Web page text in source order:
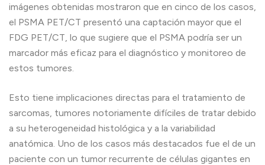
imágenes obtenidas mostraron que en cinco de los casos,
el PSMA PET/CT presentó una captación mayor que el
FDG PET/CT, lo que sugiere que el PSMA podría ser un
marcador más eficaz para el diagnóstico y monitoreo de
estos tumores.
Esto tiene implicaciones directas para el tratamiento de
sarcomas, tumores notoriamente difíciles de tratar debido
a su heterogeneidad histológica y a la variabilidad
anatómica. Uno de los casos más destacados fue el de un
paciente con un tumor recurrente de células gigantes en